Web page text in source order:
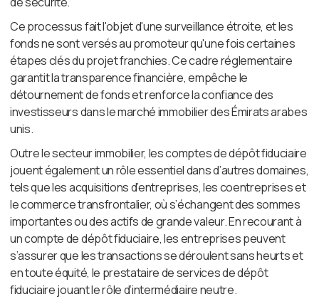
Ce processus fait l'objet d'une surveillance étroite, et les
fonds ne sont versés au promoteur qu'une fois certaines
étapes clés du projet franchies. Ce cadre réglementaire
garantit la transparence financière, empêche le
détournement de fonds et renforce la confiance des
investisseurs dans le marché immobilier des Émirats arabes
unis.
Outre le secteur immobilier, les comptes de dépôt fiduciaire
jouent également un rôle essentiel dans d’autres domaines,
tels que les acquisitions d’entreprises, les coentreprises et
le commerce transfrontalier, où s’échangent des sommes
importantes ou des actifs de grande valeur. En recourant à
un compte de dépôt fiduciaire, les entreprises peuvent
s’assurer que les transactions se déroulent sans heurts et
en toute équité, le prestataire de services de dépôt
fiduciaire jouant le rôle d’intermédiaire neutre.